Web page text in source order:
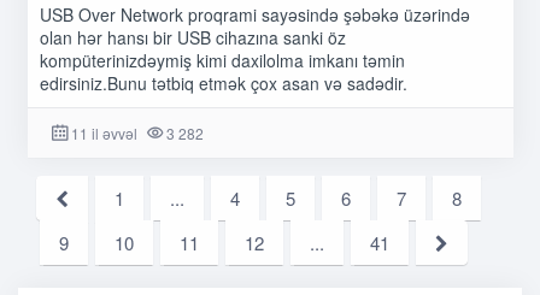
USB Over Network proqrami sayəsində şəbəkə üzərində
olan hər hansı bir USB cihazına sanki öz
kompüterinizdəymiş kimi daxilolma imkanı təmin
edirsiniz.Bunu tətbiq etmək çox asan və sadədir.
11 il əvvəl 3 282
1 ... 4 5 6 7
8
9
10 11 12 ... 41